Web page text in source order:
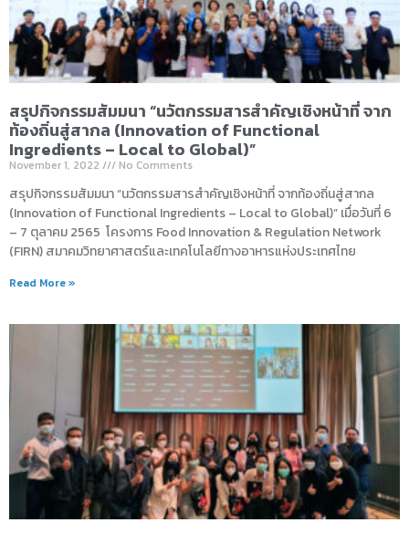
สรุปกิจกรรมสัมมนา “นวัตกรรมสารสำคัญเชิงหน้าที่ จาก
ท้องถิ่นสู่สากล (Innovation of Functional
Ingredients – Local to Global)”
November 1, 2022 No Comments
สรุปกิจกรรมสัมมนา “นวัตกรรมสารสำคัญเชิงหน้าที่ จากท้องถิ่นสู่สากล
(Innovation of Functional Ingredients – Local to Global)” เมื่อวันที่ 6
– 7 ตุลาคม 2565 โครงการ Food Innovation & Regulation Network
(FIRN) สมาคมวิทยาศาสตร์และเทคโนโลยีทางอาหารแห่งประเทศไทย
Read More »